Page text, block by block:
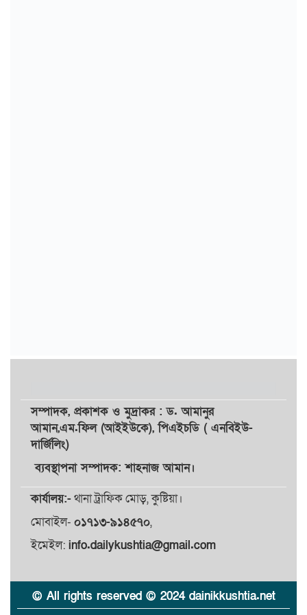
সম্পাদক, প্রকাশকওমুদ্রাকর: ড. আমানুর
আমান,এম.ফিল (আইইউকে), পিএইচডি ( এনবিইউ-
দার্জিলিং)
ব্যবস্থাপনা সম্পাদক: শাহনাজ আমান।
কার্যালয়:-থানা ট্রাফিক মোড়, কুষ্টিয়া।
মোবাইল- ০১৭১৩-৯১৪৫৭০,
ইমেইল: info.dailykushtia@gmail.com
© All rights reserved © 2024 dainikkushtia.net